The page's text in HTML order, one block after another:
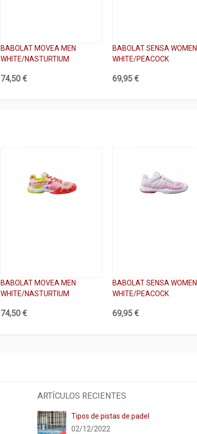
BABOLAT MOVEA MEN
WHITE/NASTURTIUM
74,50 €
BABOLAT SENSA WOMEN
WHITE/PEACOCK
69,95 €
BABOLAT MOVEA MEN
WHITE/NASTURTIUM
74,50 €
BABOLAT SENSA WOMEN
WHITE/PEACOCK
69,95 €
ARTÍCULOS RECIENTES
Tipos de pistas de padel
02/12/2022